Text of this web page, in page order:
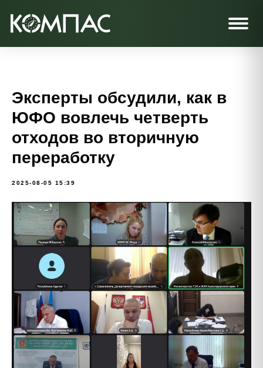
Эксперты обсудили, как в
ЮФО вовлечь четверть
отходов во вторичную
переработку
2025-08-05 15:39